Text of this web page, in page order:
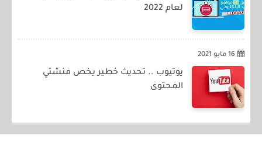
لعام 2022
16 مايو 2021
يوتيوب .. تحديث خطير يخص منشئي
المحتوى